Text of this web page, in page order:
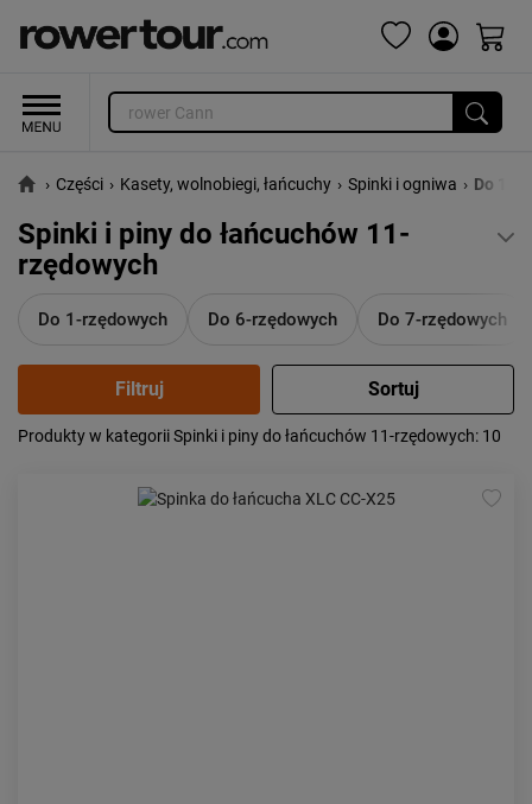
› Części › Kasety, wolnobiegi, łańcuchy › Spinki i ogniwa › Do 11-
Spinki i piny do łańcuchów 11-
rzędowych
Do 1-rzędowych Do 6-rzędowych Do 7-rzędowych
Popularność:
największa
od najwyższej
Produkty w kategorii Spinki i piny do łańcuchów 11-rzędowych: 10